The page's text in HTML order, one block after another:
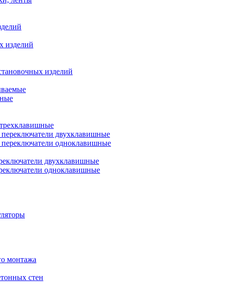
изделий
изделий
двухклавишные
одноклавишные
двухклавишные
одноклавишные
монтажа
стен